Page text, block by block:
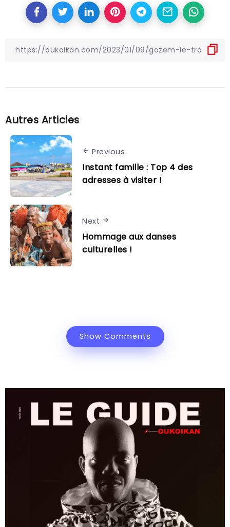
Autres Articles
Previous
Instant famille : Top 4 des
adresses à visiter !
Next
Hommage aux danses
culturelles !
Show Comments